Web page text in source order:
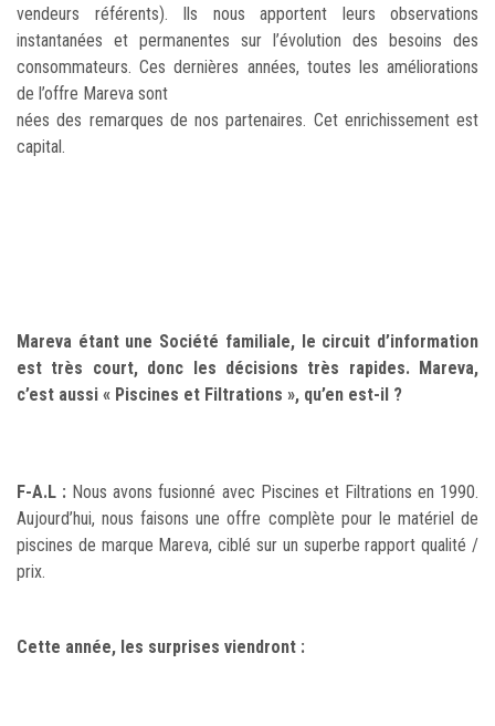
vendeurs référents). Ils nous apportent leurs observations
instantanées et permanentes sur l’évolution des besoins des
consommateurs. Ces dernières années, toutes les améliorations
de l’offre Mareva sont
nées des remarques de nos partenaires. Cet enrichissement est
capital.
Mareva étant une Société familiale, le circuit d’information
est très court, donc les décisions très rapides. Mareva,
c’est aussi « Piscines et Filtrations », qu’en est-il ?
F-A.L : Nous avons fusionné avec Piscines et Filtrations en 1990.
Aujourd’hui, nous faisons une offre complète pour le matériel de
piscines de marque Mareva, ciblé sur un superbe rapport qualité /
prix.
Cette année, les surprises viendront :